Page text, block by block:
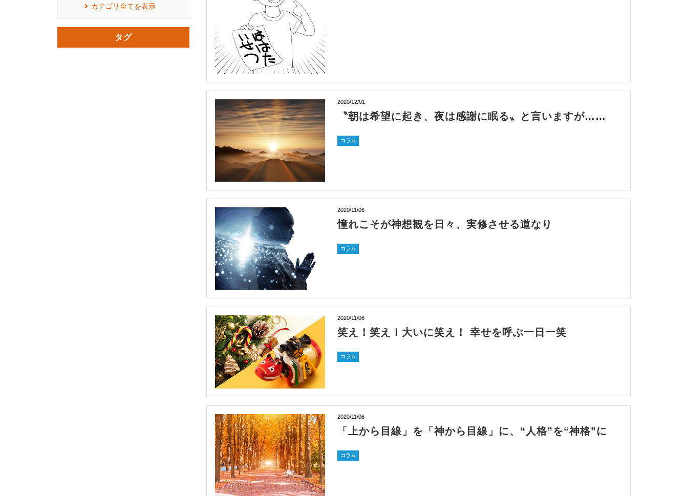
2020/12/01
〝朝は希望に起き、夜は感謝に眠る〟と言いますが……
コラム
2020/11/06
憧れこそが神想観を日々、実修させる道なり
コラム
2020/11/06
笑え！笑え！大いに笑え！ 幸せを呼ぶ一日一笑
コラム
2020/11/06
「上から目線」を「神から目線」に、“人格”を“神格”に
コラム
カテゴリ全てを表示
タグ